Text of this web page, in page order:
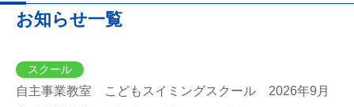
お知らせ一覧
スクール
自主事業教室 こどもスイミングスクール 2026年9月